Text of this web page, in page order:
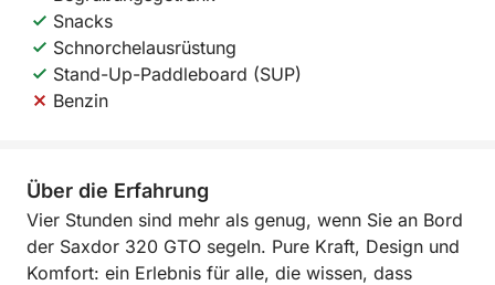
Snacks
Schnorchelausrüstung
Stand-Up-Paddleboard (SUP)
Benzin
Über die Erfahrung
Vier Stunden sind mehr als genug, wenn Sie an Bord
der Saxdor 320 GTO segeln. Pure Kraft, Design und
Komfort: ein Erlebnis für alle, die wissen, dass